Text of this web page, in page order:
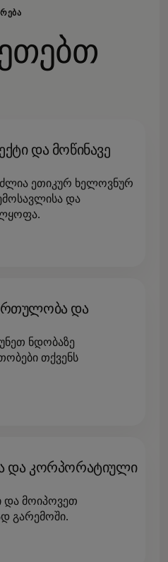
და მოწინავე
ეთიკურ ხელოვნურ
და
და
ნდობაზე
თქვენს
და კორპორატიული
და მოიპოვეთ
გარემოში.